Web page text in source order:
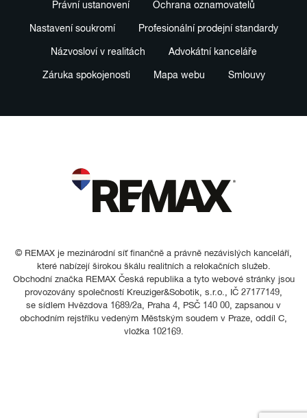
Právní ustanovení Ochrana oznamovatelů
Nastavení soukromí Profesionální prodejní standardy
Názvosloví v realitách Advokátní kanceláře
Záruka spokojenosti Mapa webu Smlouvy
© REMAX je mezinárodní síť finančně a právně nezávislých kanceláří,
které nabízejí širokou škálu realitních a relokačních služeb.
Obchodní značka REMAX Česká republika a tyto webové stránky jsou
provozovány společností Kreuziger&Sobotik, s.r.o., IČ 27177149,
se sídlem Hvězdova 1689/2a, Praha 4, PSČ 140 00, zapsanou v
obchodním rejstříku vedeným Městským soudem v Praze, oddíl C,
vložka 102169.